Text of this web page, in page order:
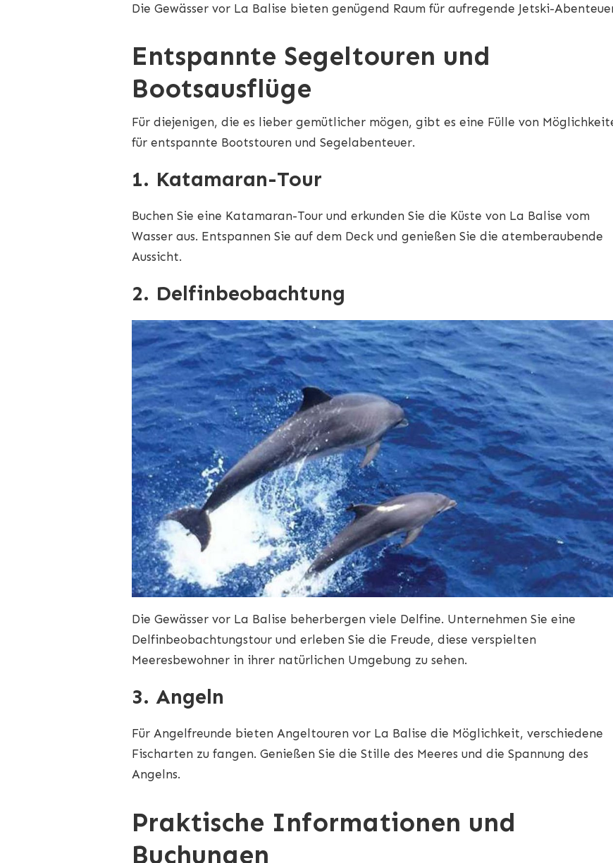
Die Gewässer vor La Balise bieten genügend Raum für aufregende Jetski-
Entspannte Segeltouren und
Bootsausflüge
Für diejenigen, die es lieber gemütlicher mögen, gibt es eine Fülle von
für entspannte Bootstouren und Segelabenteuer.
1. Katamaran-Tour
Buchen Sie eine Katamaran-Tour und erkunden Sie die Küste von La Balise vom
Wasser aus. Entspannen Sie auf dem Deck und genießen Sie die atemberaubende
Aussicht.
2. Delfinbeobachtung
Die Gewässer vor La Balise beherbergen viele Delfine. Unternehmen Sie eine
Delfinbeobachtungstour und erleben Sie die Freude, diese verspielten
Meeresbewohner in ihrer natürlichen Umgebung zu sehen.
3. Angeln
Für Angelfreunde bieten Angeltouren vor La Balise die Möglichkeit, verschiedene
Fischarten zu fangen. Genießen Sie die Stille des Meeres und die Spannung des
Angelns.
Praktische Informationen und
Buchungen